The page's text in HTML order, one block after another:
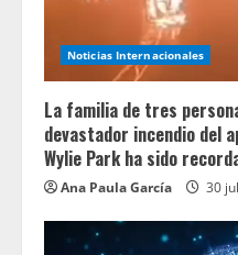
Noticias Internacionales
La familia de tres
devastador incendio del
Wylie Park ha sido
Ana Paula García 30